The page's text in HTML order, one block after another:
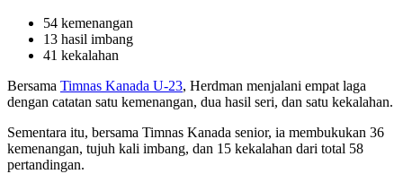
54 kemenangan
13 hasil imbang
41 kekalahan
Bersama Timnas Kanada U-23, Herdman menjalani empat laga
dengan catatan satu kemenangan, dua hasil seri, dan satu kekalahan.
Sementara itu, bersama Timnas Kanada senior, ia membukukan 36
kemenangan, tujuh kali imbang, dan 15 kekalahan dari total 58
pertandingan.